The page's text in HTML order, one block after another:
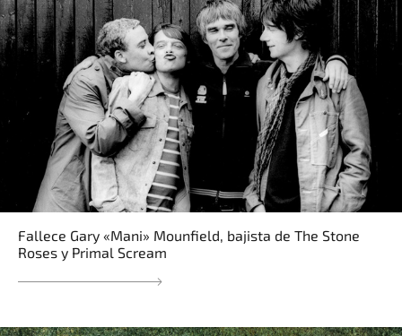
Fallece Gary «Mani» Mounfield, bajista de The Stone
Roses y Primal Scream